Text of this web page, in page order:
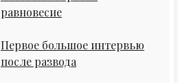
равновесие
Первое большое интервью
после развода